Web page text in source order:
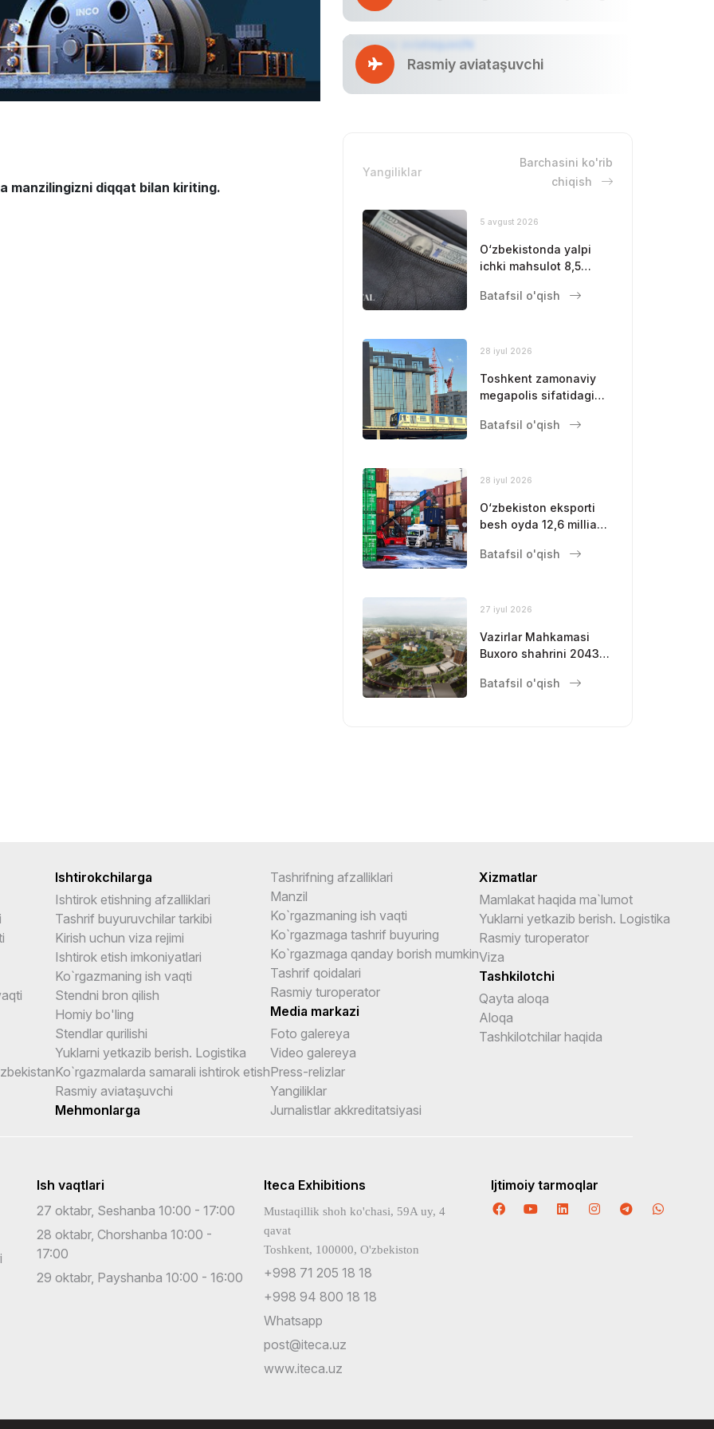
manzilingizni diqqat bilan kiriting.
Rasmiy aviataşuvchi
Yangiliklar
Barchasini ko'rib
chiqish
5 avgust 2026
O‘zbekistonda yalpi
ichki mahsulot 8,5
Batafsil o'qish
28 iyul 2026
Toshkent zamonaviy
megapolis sifatidagi
mustahkamlamoqda
Batafsil o'qish
28 iyul 2026
O‘zbekiston eksporti
besh oyda 12,6 milliard
Batafsil o'qish
27 iyul 2026
Vazirlar Mahkamasi
Buxoro shahrini 2043-
rivojlantirishning bosh
Batafsil o'qish
Ishtirokchilarga
Ishtirok etishning afzalliklari
Tashrif buyuruvchilar tarkibi
Kirish uchun viza rejimi
Ishtirok etish imkoniyatlari
Ko`rgazmaning ish vaqti
Stendni bron qilish
Homiy bo'ling
Stendlar qurilishi
Yuklarni yetkazib berish. Logistika
Ko`rgazmalarda samarali ishtirok etish
Rasmiy aviataşuvchi
Mehmonlarga
Tashrifning afzalliklari
Manzil
Ko`rgazmaning ish vaqti
Ko`rgazmaga tashrif buyuring
Ko`rgazmaga qanday borish mumkin
Tashrif qoidalari
Rasmiy turoperator
Media markazi
Foto galereya
Video galereya
Press-relizlar
Yangiliklar
Jurnalistlar akkreditatsiyasi
Xizmatlar
Mamlakat haqida ma`lumot
Yuklarni yetkazib berish. Logistika
Rasmiy turoperator
Viza
Tashkilotchi
Qayta aloqa
Aloqa
Tashkilotchilar haqida
Ish vaqtlari
27 oktabr, Seshanba 10:00 - 17:00
28 oktabr, Chorshanba 10:00 -
17:00
29 oktabr, Payshanba 10:00 - 16:00
Iteca Exhibitions
Mustaqillik shoh ko'chasi, 59A uy, 4
qavat
Toshkent, 100000, O'zbekiston
+998 71 205 18 18
+998 94 800 18 18
Whatsapp
post@iteca.uz
www.iteca.uz
Ijtimoiy tarmoqlar